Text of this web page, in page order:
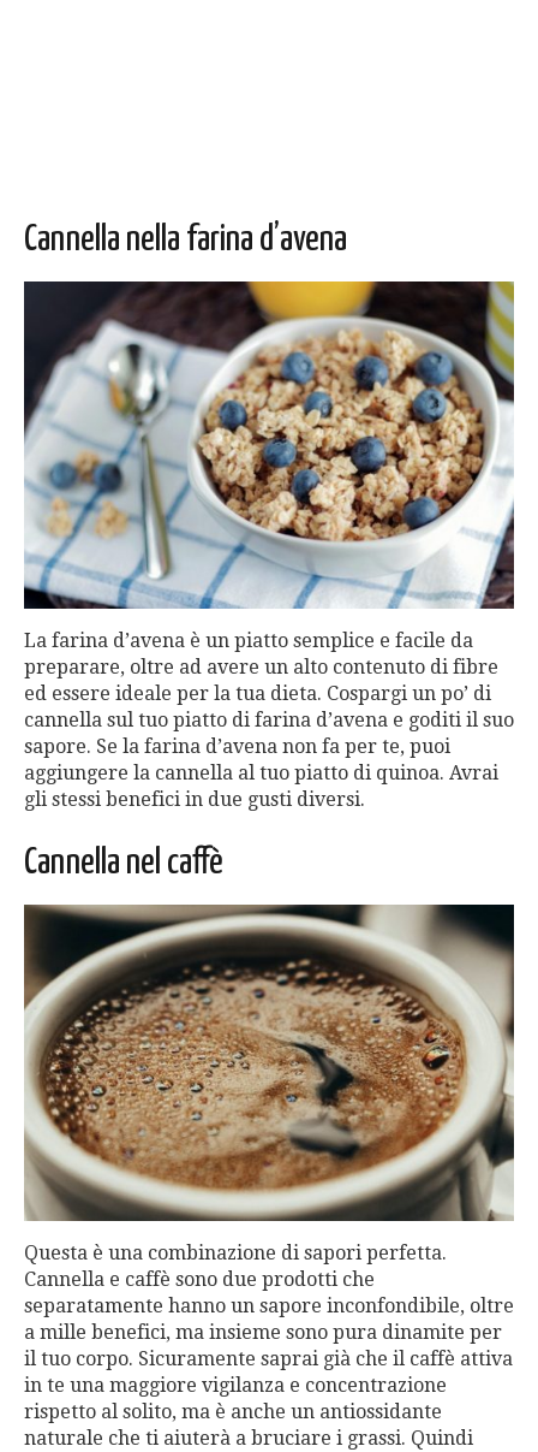
Cannella nella farina d’avena
La farina d’avena è un piatto semplice e facile da
preparare, oltre ad avere un alto contenuto di fibre
ed essere ideale per la tua dieta. Cospargi un po’ di
cannella sul tuo piatto di farina d’avena e goditi il ​​suo
sapore. Se la farina d’avena non fa per te, puoi
aggiungere la cannella al tuo piatto di quinoa. Avrai
gli stessi benefici in due gusti diversi.
Cannella nel caffè
Questa è una combinazione di sapori perfetta.
Cannella e caffè sono due prodotti che
separatamente hanno un sapore inconfondibile, oltre
a mille benefici, ma insieme sono pura dinamite per
il tuo corpo. Sicuramente saprai già che il caffè attiva
in te una maggiore vigilanza e concentrazione
rispetto al solito, ma è anche un antiossidante
naturale che ti aiuterà a bruciare i grassi. Quindi